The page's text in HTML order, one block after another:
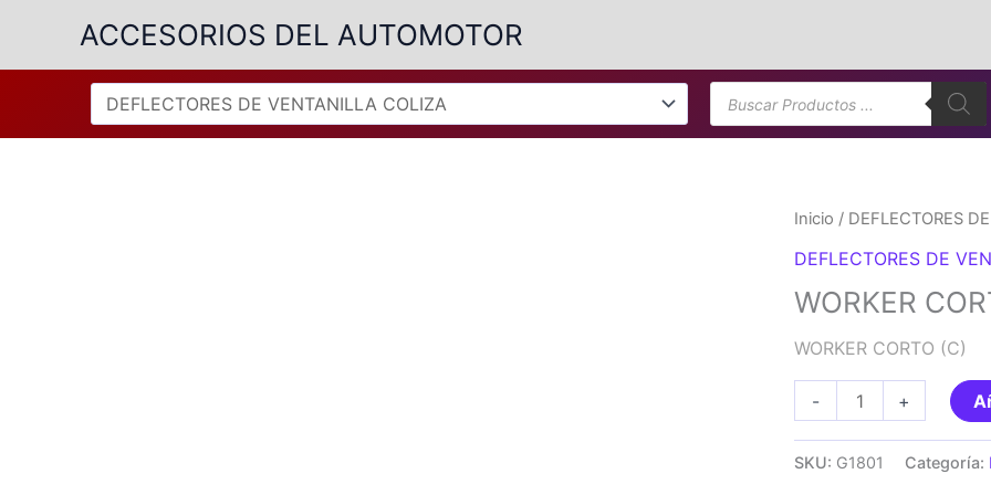
contenido
ACCESORIOS DEL AUTOMOTOR
Búsqueda
de
productos
Inicio / DEFLECTORES
DEFLECTORES DE
WORKER
WORKER CORTO (C)
-
WORKER
CORTO
+
SKU: G1801 Categoría: